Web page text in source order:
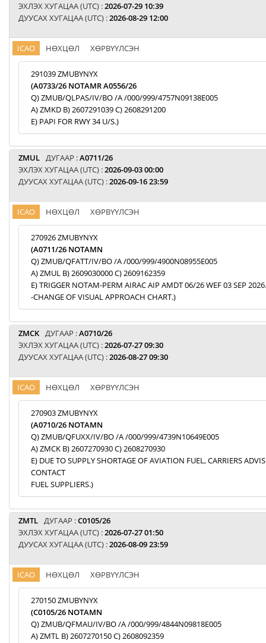
ЭХЛЭХ ХУГАЦАА (UTC) :2026-07-29 10:39
ДУУСАХ ХУГАЦАА (UTC) :2026-08-29 12:00
ICAO НӨХЦӨЛ ХӨРВҮҮЛСЭН
291039 ZMUBYNYX
(A0733/26 NOTAMR A0556/26
Q) ZMUB/QLPAS/IV/BO /A /000/999/4757N09138E005
A) ZMKD B) 2607291039 C) 2608291200
E) PAPI FOR RWY 34 U/S.)
ZMUL ДУГААР :A0711/26
ЭХЛЭХ ХУГАЦАА (UTC) :2026-09-03 00:00
ДУУСАХ ХУГАЦАА (UTC) :2026-09-16 23:59
ICAO НӨХЦӨЛ ХӨРВҮҮЛСЭН
270926 ZMUBYNYX
(A0711/26 NOTAMN
Q) ZMUB/QFATT/IV/BO /A /000/999/4900N08955E005
A) ZMUL B) 2609030000 C) 2609162359
E) TRIGGER NOTAM-PERM AIRAC AIP AMDT 06/26 WEF 03 SEP 2026.
-CHANGE OF VISUAL APPROACH CHART.)
ZMCK ДУГААР :A0710/26
ЭХЛЭХ ХУГАЦАА (UTC) :2026-07-27 09:30
ДУУСАХ ХУГАЦАА (UTC) :2026-08-27 09:30
ICAO НӨХЦӨЛ ХӨРВҮҮЛСЭН
270903 ZMUBYNYX
(A0710/26 NOTAMN
Q) ZMUB/QFUXX/IV/BO /A /000/999/4739N10649E005
A) ZMCK B) 2607270930 C) 2608270930
E) DUE TO SUPPLY SHORTAGE OF AVIATION FUEL, CARRIERS
CONTACT
FUEL SUPPLIERS.)
ZMTL ДУГААР :C0105/26
ЭХЛЭХ ХУГАЦАА (UTC) :2026-07-27 01:50
ДУУСАХ ХУГАЦАА (UTC) :2026-08-09 23:59
ICAO НӨХЦӨЛ ХӨРВҮҮЛСЭН
270150 ZMUBYNYX
(C0105/26 NOTAMN
Q) ZMUB/QFMAU/IV/BO /A /000/999/4844N09818E005
A) ZMTL B) 2607270150 C) 2608092359